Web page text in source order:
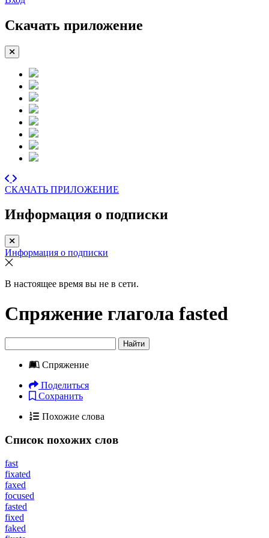
Скачать приложение
СКАЧАТЬ ПРИЛОЖЕНИЕ
Информация о подписки
Информация о подписки
В настоящее время вы не в сети.
Спряжение глагола fasted
Найти
Спряжение
Поделиться
Сохранить
Похожие слова
Список похожих слов
fast
fixated
faxed
focused
fasted
fixed
faked